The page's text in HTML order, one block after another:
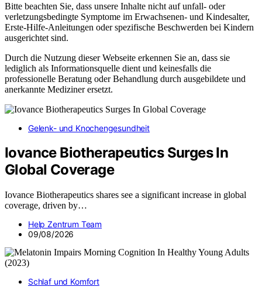
Bitte beachten Sie, dass unsere Inhalte nicht auf unfall- oder
verletzungsbedingte Symptome im Erwachsenen- und Kindesalter,
Erste-Hilfe-Anleitungen oder spezifische Beschwerden bei Kindern
ausgerichtet sind.
Durch die Nutzung dieser Webseite erkennen Sie an, dass sie
lediglich als Informationsquelle dient und keinesfalls die
professionelle Beratung oder Behandlung durch ausgebildete und
anerkannte Mediziner ersetzt.
Gelenk- und Knochengesundheit
Iovance Biotherapeutics Surges In
Global Coverage
Iovance Biotherapeutics shares see a significant increase in global
coverage, driven by…
Help Zentrum Team
09/08/2026
Schlaf und Komfort